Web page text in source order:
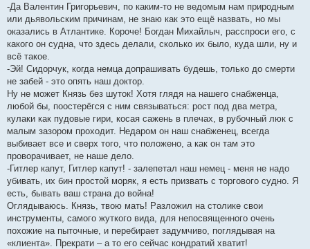
-Да Валентин Григорьевич, по каким-то не ведомым нам природным
или дьявольским причинам, не знаю как это ещё назвать, но мы
оказались в Атлантике. Короче! Богдан Михайлыч, расспроси его, с
какого он судна, что здесь делали, сколько их было, куда шли, ну и
всё такое.
-Эй! Сидорчук, когда немца допрашивать будешь, только до смерти
не забей - это опять наш доктор.
Ну не может Князь без шуток! Хотя глядя на нашего снабженца,
любой бы, поостерёгся с ним связываться: рост под два метра,
кулаки как пудовые гири, косая сажень в плечах, в рубочный люк с
малым зазором проходит. Недаром он наш снабженец, всегда
выбивает все и сверх того, что положено, а как он там это
проворачивает, не наше дело.
-Гитлер капут, Гитлер капут! - залепетал наш немец - меня не надо
убивать, их бин простой моряк, я есть призвать с торгового судно. Я
есть, бывать ваш страна до война!
Оглядываюсь. Князь, твою мать! Разложил на столике свои
инструменты, самого жуткого вида, для непосвященного очень
похожие на пыточные, и перебирает задумчиво, поглядывая на
«клиента». Прекрати – а то его сейчас кондратий хватит!